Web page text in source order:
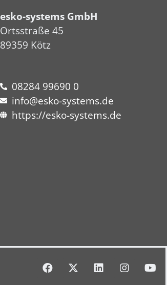
esko-systems GmbH
Ortsstraße 45
89359 Kötz
08284 99690 0
info@esko-systems.de
https://esko-systems.de
F
a
X
-
L
i
I
n
Y
o